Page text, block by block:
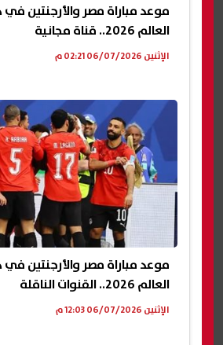
العالم 2026.. قناة مجانية
الإثنين 06/07/2026 02:21 م
العالم 2026.. القنوات الناقلة
الإثنين 06/07/2026 12:03 م